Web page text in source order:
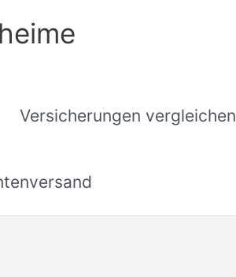
Versicherungen vergleichen